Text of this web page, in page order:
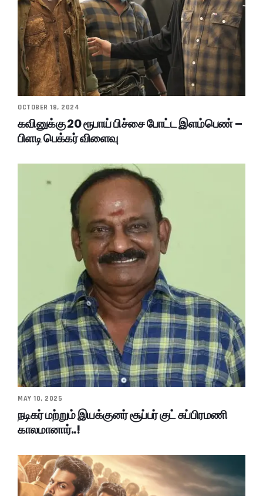
OCTOBER 18, 2024
கவினுக்கு 20 ரூபாய் பிச்சை போட்ட இளம்பெண் –
பிளடி பெக்கர் விளைவு
MAY 10, 2025
நடிகர் மற்றும் இயக்குனர் சூப்பர் குட் சுப்பிரமணி
காலமானார்..!